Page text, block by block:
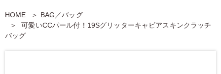
HOME
BAG／バッグ
可愛いCCパール付！19Sグリッターキャビアスキンクラッチ
バッグ